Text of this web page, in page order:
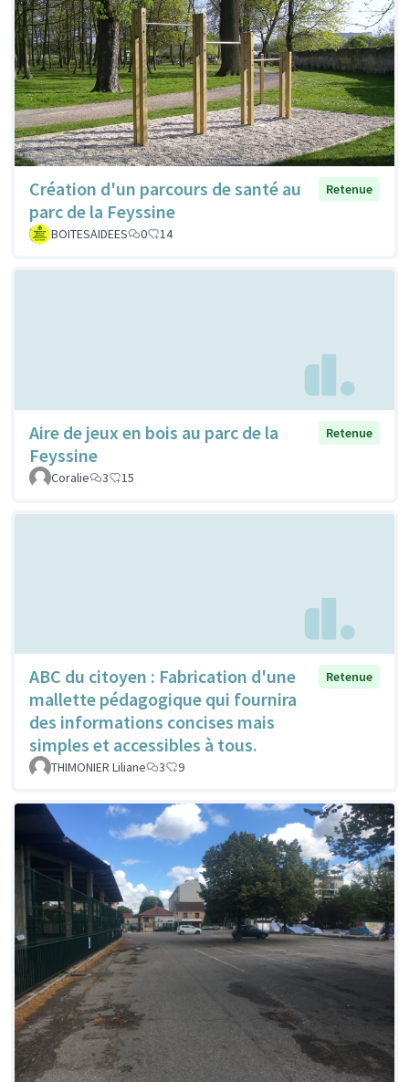
Création d'un parcours de santé au
parc de la Feyssine
Retenue
BOITESAIDEES 0 14
Aire de jeux en bois au parc de la
Feyssine
Retenue
Coralie 3 15
ABC du citoyen : Fabrication d'une
mallette pédagogique qui fournira
des informations concises mais
simples et accessibles à tous.
Retenue
THIMONIER Liliane 3 9